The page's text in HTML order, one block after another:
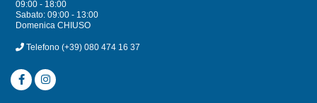
09:00 - 18:00
Sabato: 09:00 - 13:00
Domenica CHIUSO
Telefono (+39) 080 474 16 37